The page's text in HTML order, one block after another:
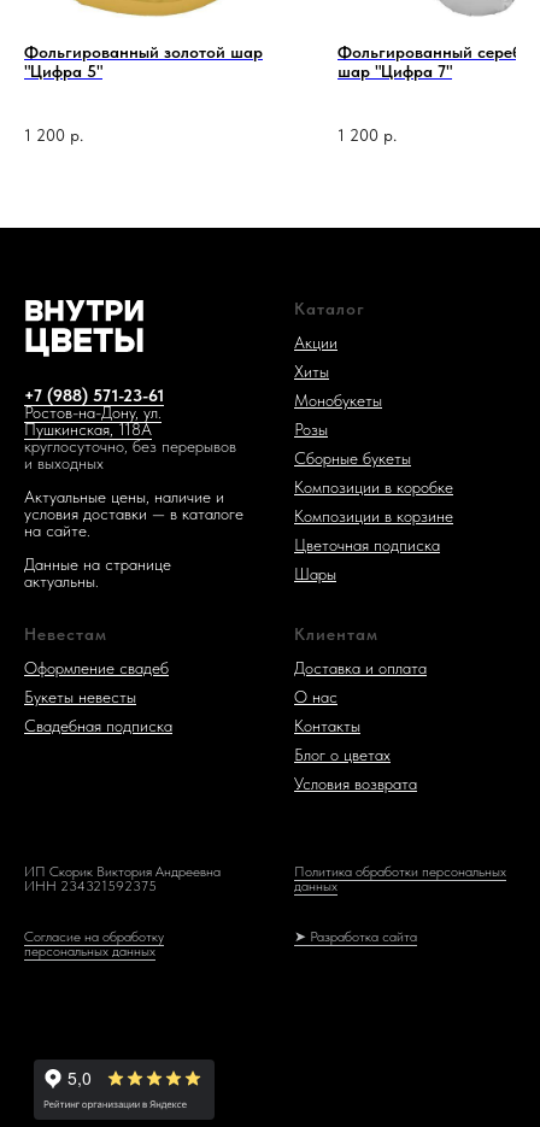
Фольгированный золотой шар
"Цифра 5"
1 200 р.
Фольгированный
шар "Цифра 7"
1 200 р.
+7 (988) 571-23-61
Ростов-на-Дону, ул.
Пушкинская, 118А
круглосуточно, без перерывов
и выходных
Актуальные цены, наличие и
условия доставки — в каталоге
на сайте.
Данные на странице
актуальны.
Каталог
Акции
Хиты
Монобукеты
Розы
Сборные букеты
Композиции в коробке
Композиции в корзине
Цветочная подписка
Шары
Невестам
Оформление свадеб
Букеты невесты
Свадебная подписка
Клиентам
Доставка и оплата
О нас
Контакты
Блог о цветах
Условия возврата
ИП Скорик Виктория Андреевна
ИНН 234321592375
Политика обработки персональных
данных
Согласие на обработку
персональных данных
➤ Разработка сайта
1 код —